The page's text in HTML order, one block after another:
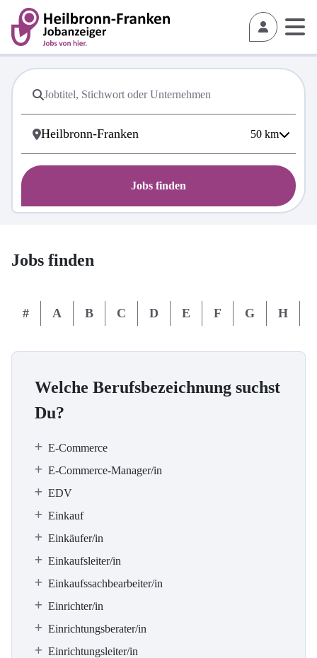
50 km
Jobs finden
Jobs finden
# A B C D E F G H
Welche Berufsbezeichnung suchst
Du?
E-Commerce
E-Commerce-Manager/in
EDV
Einkauf
Einkäufer/in
Einkaufsleiter/in
Einkaufssachbearbeiter/in
Einrichter/in
Einrichtungsberater/in
Einrichtungsleiter/in